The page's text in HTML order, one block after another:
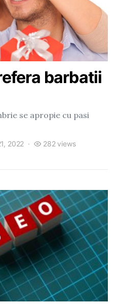
barbatii
se apropie cu pasi
2022 282 views